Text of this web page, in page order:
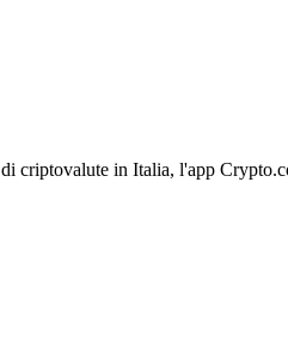
criptovalute in Italia, l'app